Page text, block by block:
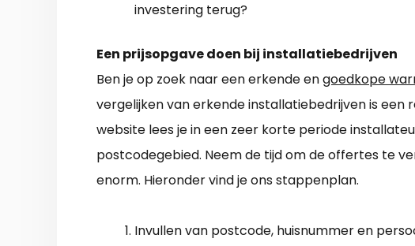
investering terug?
Een prijsopgave doen bij installatiebedrijven
Ben je op zoek naar een erkende engoedkope
vergelijken van erkende installatiebedrijven is een
website lees je in een zeer korte periode
postcodegebied. Neem de tijd om de offertes te
enorm. Hieronder vind je ons stappenplan.
Invullen van postcode, huisnummer en